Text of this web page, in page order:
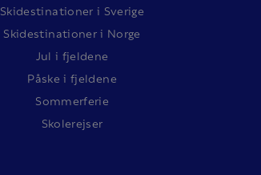
Skidestinationer i Sverige
Skidestinationer i Norge
Jul i fjeldene
Påske i fjeldene
Sommerferie
Skolerejser